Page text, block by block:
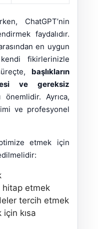
ChatGPT’nin
faydalıdır.
en uygun
fikirlerinizle
başlıkların
ve gereksiz
önemlidir. Ayrıca,
ve profesyonel
etmek için
hitap etmek
tercih etmek
kısa